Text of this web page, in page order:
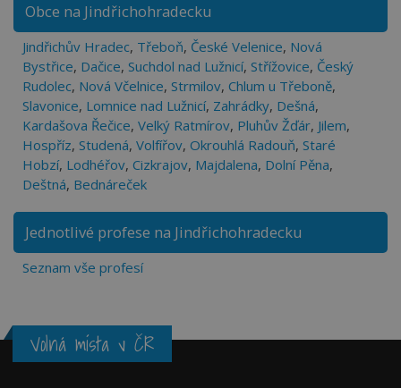
Obce na Jindřichohradecku
Jindřichův Hradec, Třeboň, České Velenice, Nová
Bystřice, Dačice, Suchdol nad Lužnicí, Střížovice, Český
Rudolec, Nová Včelnice, Strmilov, Chlum u Třeboně,
Slavonice, Lomnice nad Lužnicí, Zahrádky, Dešná,
Kardašova Řečice, Velký Ratmírov, Pluhův Žďár, Jilem,
Hospříz, Studená, Volfířov, Okrouhlá Radouň, Staré
Hobzí, Lodhéřov, Cizkrajov, Majdalena, Dolní Pěna,
Deštná, Bednáreček
Jednotlivé profese na Jindřichohradecku
Seznam vše profesí
Volná místa v ČR